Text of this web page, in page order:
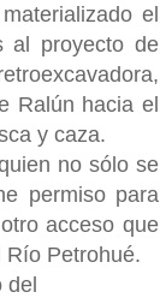
el
al proyecto de
Ralún hacia el
y caza.
no sólo se
permiso para
acceso que
Río Petrohué.
del